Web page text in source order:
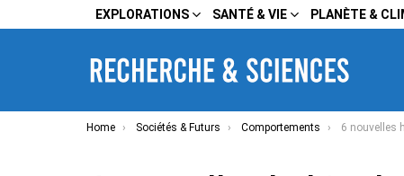
EXPLORATIONS SANTÉ & VIE PLANÈTE &
You are here:
Home Sociétés & Futurs Comportements 6 nouvelles